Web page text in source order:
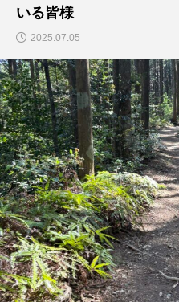
TECH BLOG
エレベーター広告とか
言うのか何なのか
admin
2026.04.10
いる皆様
2025.07.05